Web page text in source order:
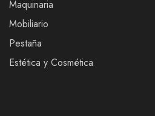
Maquinaria
Mobiliario
Pestaña
Estética y Cosmética